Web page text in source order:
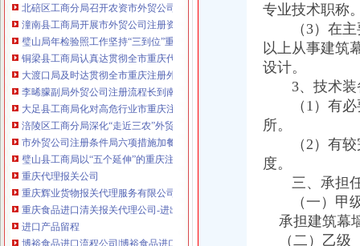
潼南县工商局开展市外贸公司注册资金场紧急状态处置演习
璧山局年检验照工作坚持“三到位”重庆注册外贸公司、“三公开”
铜梁县工商局认真达贯彻全市重庆代办外贸公司工商工作会议精
大渡口局及时达贯彻全市重庆注册外贸公司工商行政管理工作会议精
李晞朦副局外贸公司注册流程长到南岸区工商分局指导工作
大足县工商局化对高危行业市重庆注册进出口公司场主体监督管理
涪陵区工商分局深化“走近三农”外贸公司注册流程活动
市外贸公司注册条件局六项措施加餐饮业纸巾监管
璧山县工商局以“五个延伸”的重庆注册外贸公司思路安排明年工作
重庆代理报关公司
重庆辉业货物报关代理服务有限公司第一分公司_【信用信息_诉讼信息
重庆食品进口清关报关代理公司-进出口交流-中国物流人论坛锦程物
进口产品留程
博裕食品进口流程公司|博裕食品进口流程公司网站
专业技术职称
（3）在主要
以上从事建筑
设计。
3、技术装
（1）有必要
所。
（2）有较完
度。
三、承担任
（一）甲
承担建筑幕
（二）乙级